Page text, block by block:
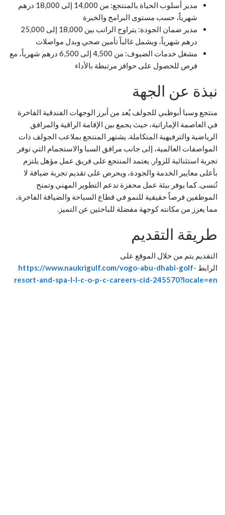
مدير أسلوب الحياة بالمنتجع: من 14,000 إلى 18,000 درهم
شهرياً، حسب مستوى البرامج والخبرة
مدير ضمان الجودة: يتراوح الراتب بين 18,000 إلى 25,000
درهم شهرياً، ويشمل غالباً تأمين صحي وبدل مواصلات
مشغل خدمات الضيوف: من 4,500 إلى 6,500 درهم شهرياً، مع
فرص للحصول على حوافز مرتبطة بالأداء
نبذة عن الجهة
منتجع وسبا أبوظبي للجولف يُعد من أبرز الوجهات الفندقية الفاخرة
في العاصمة الإماراتية، حيث يجمع بين الإقامة الراقية والمرافق
الرياضية والترفيهية المتكاملة. يشتهر المنتجع بملاعب الجولف ذات
المواصفات العالمية، إلى جانب مرافق السبا والاستجمام التي توفر
تجربة استثنائية للزوار. يعتمد المنتجع على فريق عمل مؤهل يلتزم
بأعلى معايير الخدمة والجودة، ويحرص على تقديم تجربة ضيافة لا
تُنسى. كما يوفر بيئة عمل محفزة تدعم التطوير المهني وتمنح
الموظفين فرصاً حقيقية للنمو في قطاع السياحة والضيافة الفاخرة،
مما يعزز من مكانته كوجهة مفضلة للباحثين عن التميز.
طريقة التقديم
التقديم يتم من خلال الموقع على
الرابط https://www.naukrigulf.com/vogo-abu-dhabi-golf-
resort-and-spa-l-l-c-o-p-c-careers-cid-245570?locale=en